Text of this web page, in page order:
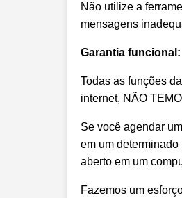
Não utilize a
mensagens
Garantia funcional:
Todas as funções
internet, NÃO
Se você agendar
em um
aberto em um
Fazemos um